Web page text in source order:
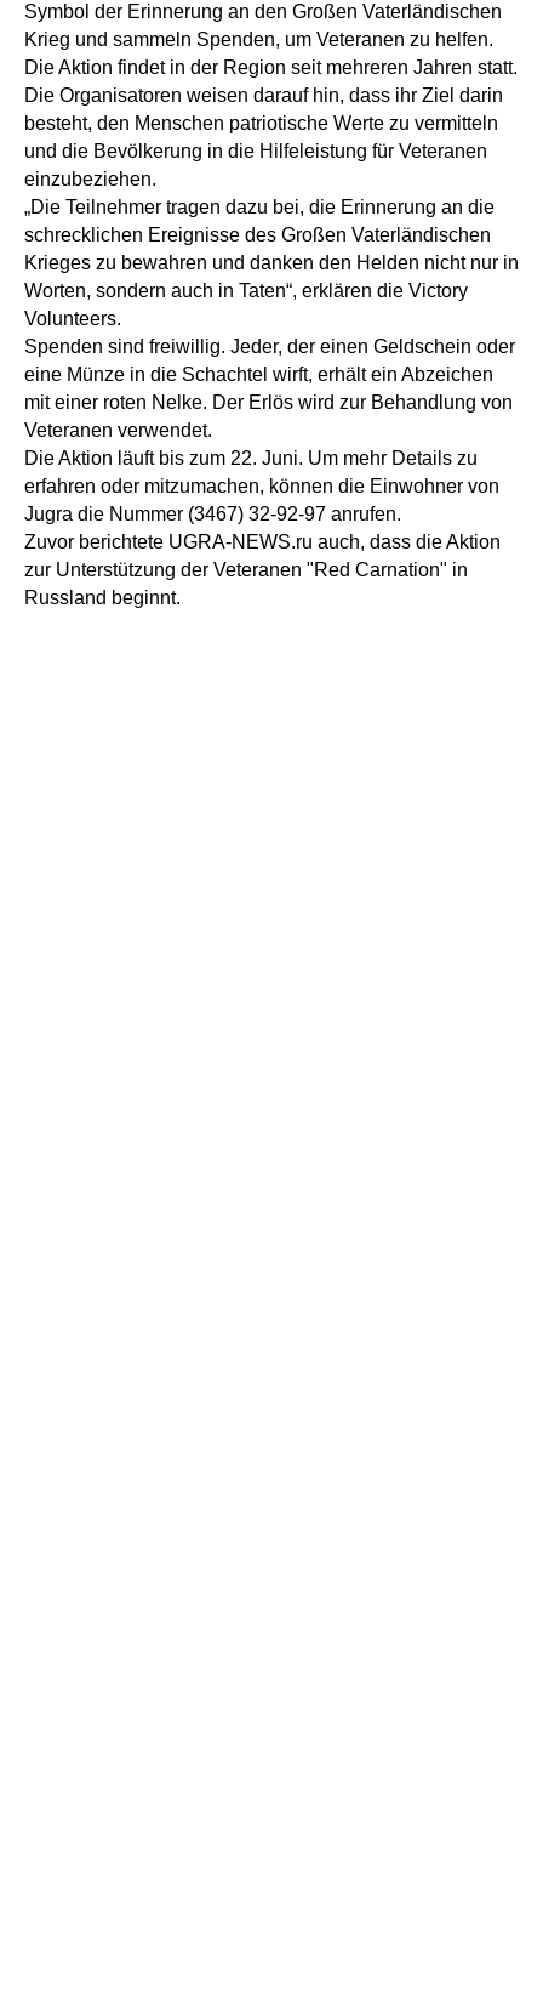
Symbol der Erinnerung an den Großen Vaterländischen
Krieg und sammeln Spenden, um Veteranen zu helfen.
Die Aktion findet in der Region seit mehreren Jahren statt.
Die Organisatoren weisen darauf hin, dass ihr Ziel darin
besteht, den Menschen patriotische Werte zu vermitteln
und die Bevölkerung in die Hilfeleistung für Veteranen
einzubeziehen.
„Die Teilnehmer tragen dazu bei, die Erinnerung an die
schrecklichen Ereignisse des Großen Vaterländischen
Krieges zu bewahren und danken den Helden nicht nur in
Worten, sondern auch in Taten“, erklären die Victory
Volunteers.
Spenden sind freiwillig. Jeder, der einen Geldschein oder
eine Münze in die Schachtel wirft, erhält ein Abzeichen
mit einer roten Nelke. Der Erlös wird zur Behandlung von
Veteranen verwendet.
Die Aktion läuft bis zum 22. Juni. Um mehr Details zu
erfahren oder mitzumachen, können die Einwohner von
Jugra die Nummer (3467) 32-92-97 anrufen.
Zuvor berichtete UGRA-NEWS.ru auch, dass die Aktion
zur Unterstützung der Veteranen "Red Carnation" in
Russland beginnt.